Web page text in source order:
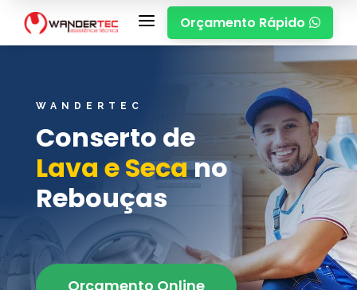
a Orçamento Rápido 
WANDERTEC
Conserto de
Lava e Secano
Rebouças
Orçamento Online